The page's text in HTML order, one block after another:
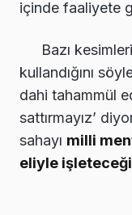
içinde faaliyete
Bazı
kullandığını
dahi tahammül
sattırmayız’
sahayı milli
eliyle